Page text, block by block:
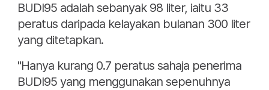
BUDI95 adalah sebanyak 98 liter, iaitu 33
peratus daripada kelayakan bulanan 300 liter
yang ditetapkan.
"Hanya kurang 0.7 peratus sahaja penerima
BUDI95 yang menggunakan sepenuhnya